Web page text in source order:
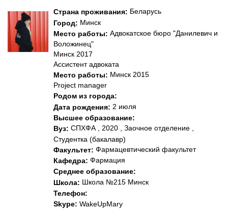
Страна проживания: Беларусь
Город: Минск
Место работы: Адвокатское бюро "Данилевич и
Воложинец"
Минск 2017
Ассистент адвоката
Место работы: Минск 2015
Project manager
Родом из города:
Дата рождения: 2 июля
Высшее образование:
Вуз: СПХФА , 2020 , Заочное отделение ,
Студентка (бакалавр)
Факультет: Фармацевтический факультет
Кафедра: Фармация
Среднее образование:
Школа: Школа №215 Минск
Телефон:
Skype: WakeUpMary